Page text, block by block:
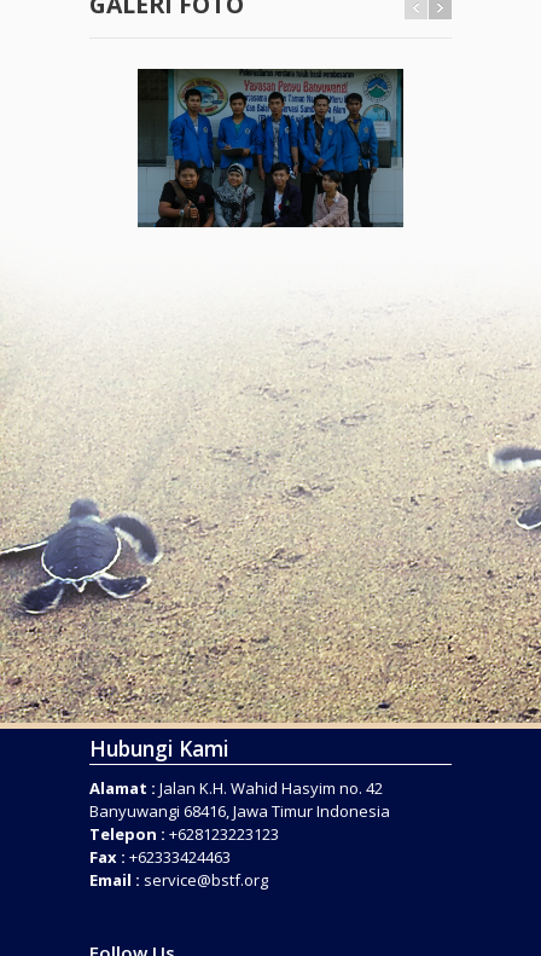
Hubungi Kami
Alamat : Jalan K.H. Wahid Hasyim no. 42
Banyuwangi 68416, Jawa Timur Indonesia
Telepon : +628123223123
Fax : +62333424463
Email : service@bstf.org